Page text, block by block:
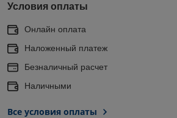
Условия оплаты
Онлайн оплата
Наложенный платеж
Безналичный расчет
Наличными
Все условия оплаты